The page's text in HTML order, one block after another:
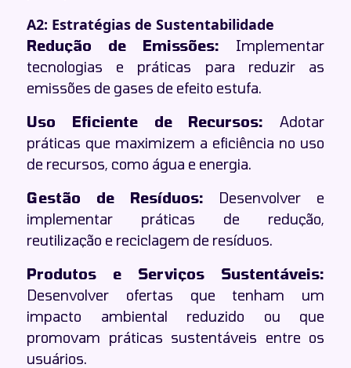
A2: Estratégias de Sustentabilidade
Redução de Emissões: Implementar
tecnologias e práticas para reduzir as
emissões de gases de efeito estufa.
Uso Eficiente de Recursos: Adotar
práticas que maximizem a eficiência no uso
de recursos, como água e energia.
Gestão de Resíduos: Desenvolver e
implementar práticas de redução,
reutilização e reciclagem de resíduos.
Produtos e Serviços Sustentáveis:
Desenvolver ofertas que tenham um
impacto ambiental reduzido ou que
promovam práticas sustentáveis entre os
usuários.